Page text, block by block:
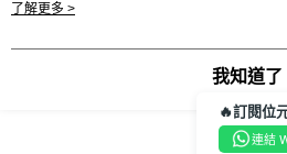
熱銷排行
條款之 Cookie 聲明使用 cookie。
了解更多 >
我知道了
連結